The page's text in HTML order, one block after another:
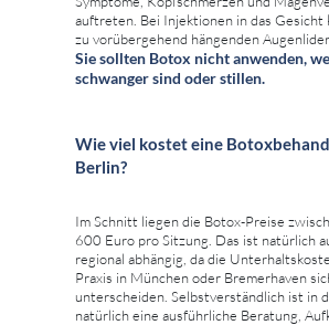
auftreten. Bei Injektionen in das Gesicht
zu vorübergehend hängenden
Sie sollten Botox nicht anwenden,
schwanger sind oder stillen.
Wie viel kostet eine
Berlin?
Im Schnitt liegen die Botox-Preise
600 Euro pro Sitzung. Das ist natürlich
regional abhängig, da die
Praxis in München oder Bremerhaven
unterscheiden. Selbstverständlich ist in
natürlich eine ausführliche Beratung,